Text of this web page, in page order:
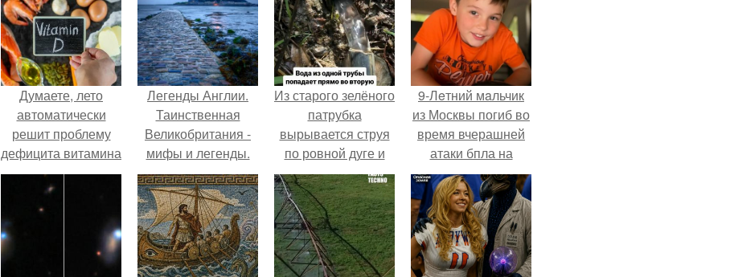
Думаете, лето
автоматически
решит проблему
дефицита витамина
D?
Легенды Англии.
Таинственная
Великобритания -
мифы и легенды.
Из старого зелёного
патрубка
вырывается струя
по ровной дуге и
точно попадает в
отверстие нижней
трубы.
9-Лeтний мaльчик
из Москвы погиб во
время вчерашней
атаки бпла на
пляже под
Геленджиком.